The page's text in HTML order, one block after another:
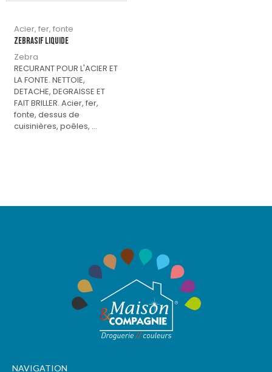
Acier, fer, fonte
ZEBRASIF LIQUIDE
Zebra
RECURANT POUR L'ACIER ET
LA FONTE. NETTOIE,
DETACHE, DEGRAISSE ET
FAIT BRILLER. Acier, fer,
fonte, dessus de
cuisinières, poêles, ...
NAVIGATION